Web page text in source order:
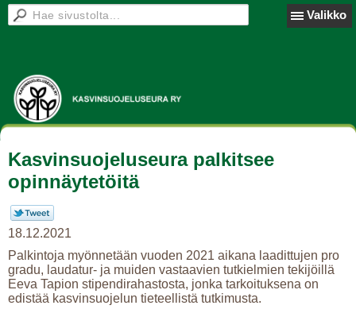
Valikko
Kasvinsuojeluseura palkitsee
opinnäytetöitä
18.12.2021
Palkintoja myönnetään vuoden 2021 aikana laadittujen pro
gradu, laudatur- ja muiden vastaavien tutkielmien tekijöillä
Eeva Tapion stipendirahastosta, jonka tarkoituksena on
edistää kasvinsuojelun tieteellistä tutkimusta.